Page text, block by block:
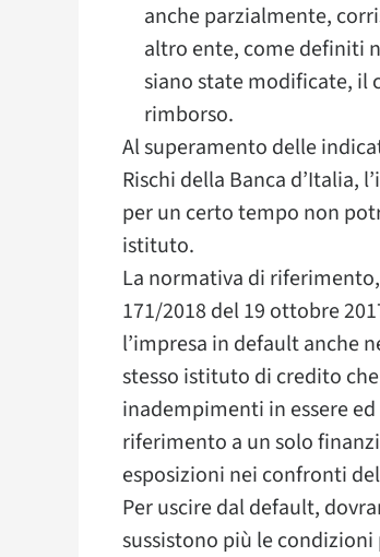
anche parzialmente,
altro ente, come definiti
siano state modificate, il
rimborso.
Al superamento delle
Rischi della Banca
per un certo tempo non
istituto.
La normativa di
171/2018 del 19 ottobre
l’impresa in default anche
stesso istituto di credito
inadempimenti in essere
riferimento a un solo
esposizioni nei confronti
Per uscire dal default,
sussistono più le